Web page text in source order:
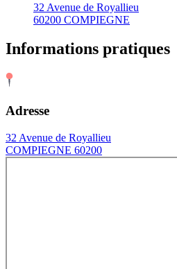
32 Avenue de Royallieu
60200 COMPIEGNE
Informations pratiques
Adresse
32 Avenue de Royallieu
COMPIEGNE 60200